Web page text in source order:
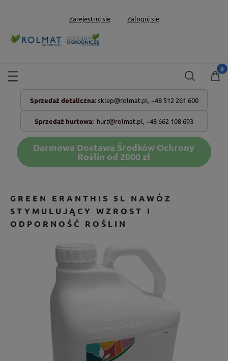
Zarejestruj się Zaloguj się
Sprzedaż detaliczna: sklep@rolmat.pl, +48 512 261 600
Sprzedaż hurtowa: hurt@rolmat.pl,+48 662 108 693
Darmowa Dostawa Środków Ochrony
Roślin od 2000 zł
GREEN ERANTHIS 5L NAWÓZ
STYMULUJĄCY WZROST I
ODPORNOŚĆ ROŚLIN